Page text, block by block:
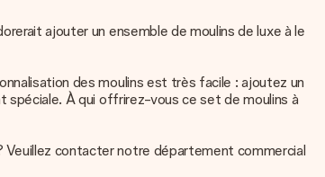
ajouter un ensemble de moulins de luxe à le
des moulins est très facile : ajoutez un
spéciale. À qui offrirez-vous ce set de moulins à
contacter notre département commercial